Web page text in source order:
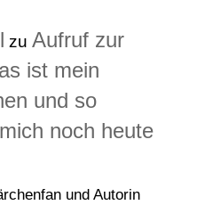
zu Aufruf zur
ist mein
und so
noch heute
und Autorin